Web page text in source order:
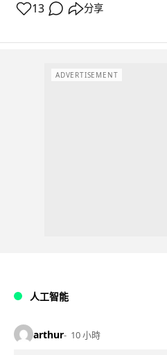
13 分享
ADVERTISEMENT
人工智能
arthur 10 小時